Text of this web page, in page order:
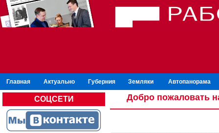
Главная Актуально Губерния Земляки Автопанорама
СОЦСЕТИ Добро пожаловать